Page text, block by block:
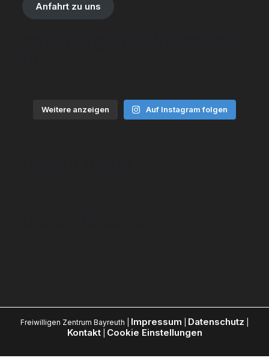
Anfahrt zu uns
Weitere anzeigen Auf Instagram folgen
Freiwilligen Zentrum Bayreuth | Impressum Datenschutz
Kontakt| Cookie Einstellungen